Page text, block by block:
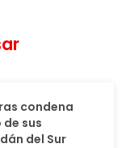
condena
sus
del Sur